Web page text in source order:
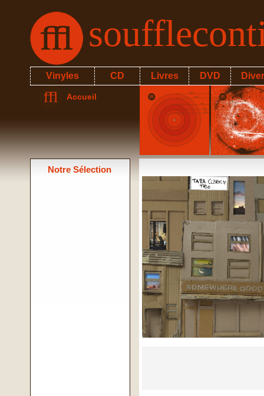
Vinyles CD Livres DVD
Accueil
Notre Sélection